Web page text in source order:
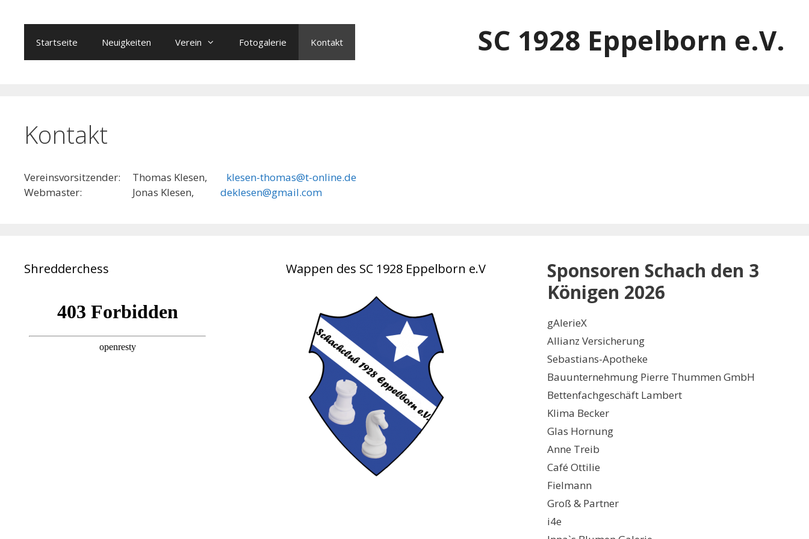
Inhalt
springen
SC 1928 Eppelborn e.V.
Startseite Neuigkeiten Verein Fotogalerie Kontakt
Kontakt
Vereinsvorsitzender: Thomas Klesen, klesen-thomas@t-online.de
Webmaster: Jonas Klesen, deklesen@gmail.com
Shredderchess Wappen des SC 1928 Eppelborn e.V
Sponsoren Schach den 3
Königen 2026
gAlerieX
Allianz Versicherung
Sebastians-Apotheke
Bauunternehmung Pierre Thummen GmbH
Bettenfachgeschäft Lambert
Klima Becker
Glas Hornung
Anne Treib
Café Ottilie
Fielmann
Groß & Partner
i4e